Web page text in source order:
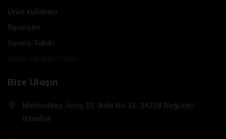
Ürün Kullanımı
Siparişler
Sipariş Takibi
Tamir / Bakım Takibi
Bize Ulaşın
Mahmutbey, İstoç 15. Ada No:31, 34218 Bağcılar/
İstanbul